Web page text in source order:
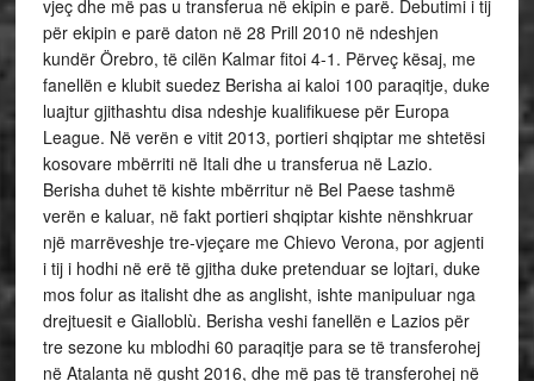
vjeç dhe më pas u transferua në ekipin e parë. Debutimi i tij
për ekipin e parë daton në 28 Prill 2010 në ndeshjen
kundër Örebro, të cilën Kalmar fitoi 4-1. Përveç kësaj, me
fanellën e klubit suedez Berisha ai kaloi 100 paraqitje, duke
luajtur gjithashtu disa ndeshje kualifikuese për Europa
League. Në verën e vitit 2013, portieri shqiptar me shtetësi
kosovare mbërriti në Itali dhe u transferua në Lazio.
Berisha duhet të kishte mbërritur në Bel Paese tashmë
verën e kaluar, në fakt portieri shqiptar kishte nënshkruar
një marrëveshje tre-vjeçare me Chievo Verona, por agjenti
i tij i hodhi në erë të gjitha duke pretenduar se lojtari, duke
mos folur as italisht dhe as anglisht, ishte manipuluar nga
drejtuesit e Gialloblù. Berisha veshi fanellën e Lazios për
tre sezone ku mblodhi 60 paraqitje para se të transferohej
në Atalanta në gusht 2016, dhe më pas të transferohej në